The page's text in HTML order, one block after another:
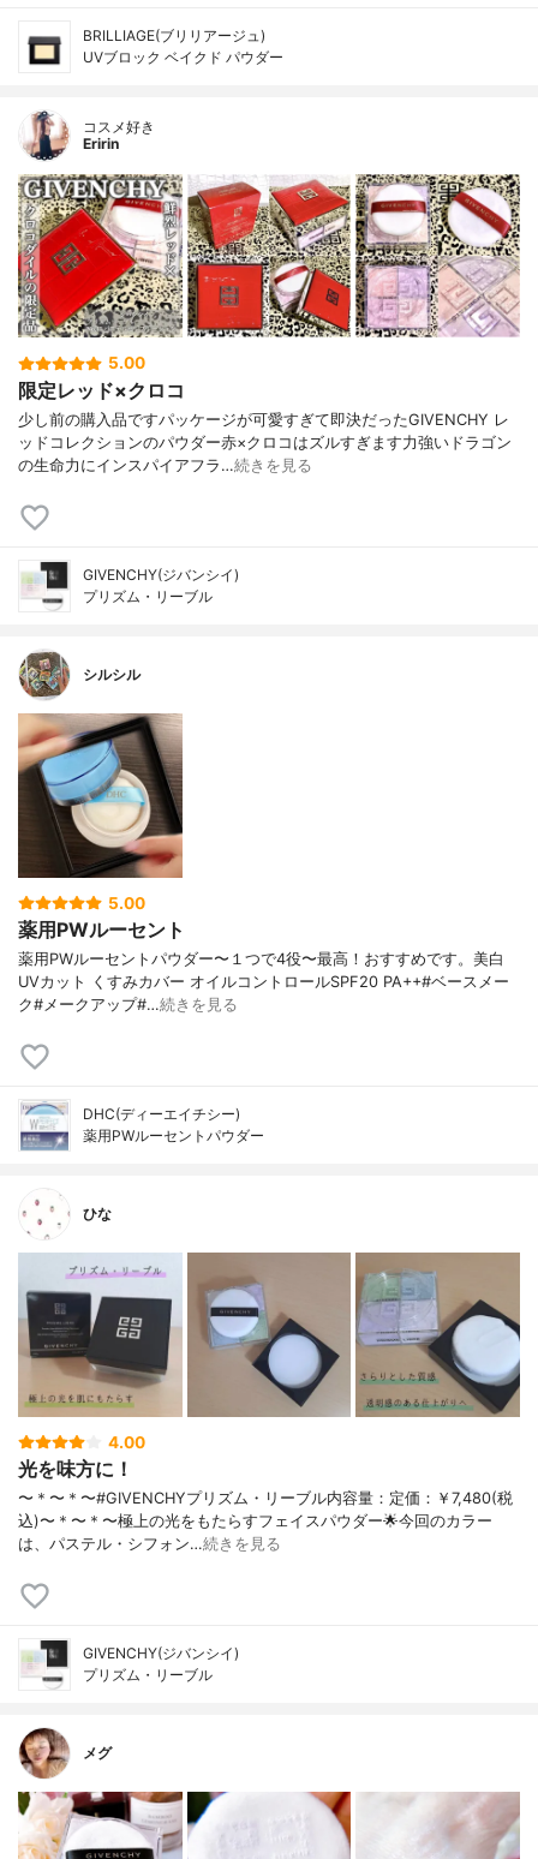
BRILLIAGE(ブリリアージュ)
UVブロック ベイクド パウダー
コスメ好き
Eririn
5.00
限定レッド×クロコ
少し前の購入品ですパッケージが可愛すぎて即決だったGIVENCHY レ
ッドコレクションのパウダー赤×クロコはズルすぎます力強いドラゴン
の生命力にインスパイアフラ…続きを見る
GIVENCHY(ジバンシイ)
プリズム・リーブル
シルシル
5.00
薬用PWルーセント
薬用PWルーセントパウダー〜１つで4役〜最高！おすすめです。美白
UVカット くすみカバー オイルコントロールSPF20 PA++#ベースメー
ク#メークアップ#…続きを見る
DHC(ディーエイチシー)
薬用PWルーセントパウダー
ひな
4.00
光を味方に！
〜＊〜＊〜#GIVENCHYプリズム・リーブル内容量：定価：￥7,480(税
込)〜＊〜＊〜極上の光をもたらすフェイスパウダー🌟今回のカラー
は、パステル・シフォン…続きを見る
GIVENCHY(ジバンシイ)
プリズム・リーブル
メグ